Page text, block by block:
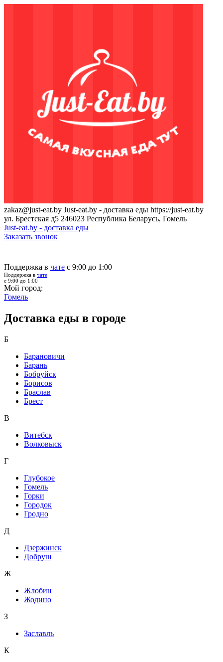
zakaz@just-eat.by Just-eat.by - доставка еды https://just-eat.by
ул. Брестская д5 246023 Республика Беларусь, Гомель
Just-eat.by - доставка еды
Заказать звонок
Поддержка в чате с 9:00 до 1:00
Поддержка в чате
с 9:00 до 1:00
Мой город:
Гомель
Доставка еды в городе
Б
Барановичи
Барань
Бобруйск
Борисов
Браслав
Брест
В
Витебск
Волковыск
Г
Глубокое
Гомель
Горки
Городок
Гродно
Д
Дзержинск
Добруш
Ж
Жлобин
Жодино
З
Заславль
К